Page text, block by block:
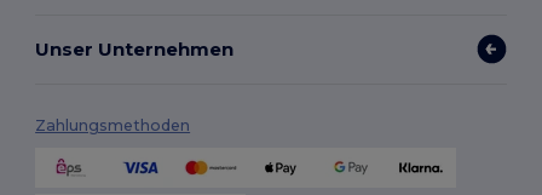
Unser Unternehmen
Zahlungsmethoden